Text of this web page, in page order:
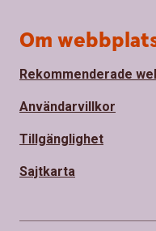
Om
Rekommenderade
Användarvillkor
Tillgänglighet
Sajtkarta